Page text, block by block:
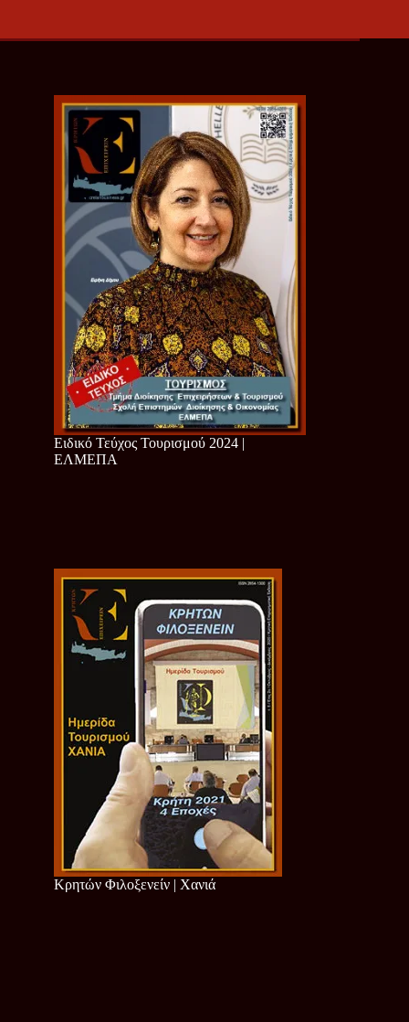
Ειδικό Τεύχος Τουρισμού 2024 |
ΕΛΜΕΠΑ
Κρητών Φιλοξενείν | Χανιά